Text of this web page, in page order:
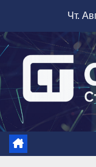
содержимому
Чт.